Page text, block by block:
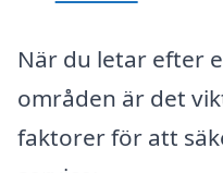
När du letar efter
områden är det
faktorer för att